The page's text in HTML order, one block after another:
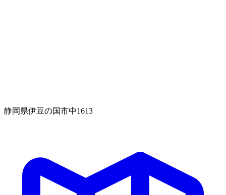
静岡県伊豆の国市中1613